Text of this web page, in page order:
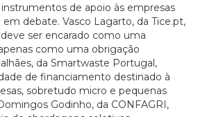
de apoio às empresas
debate. Vasco Lagarto, da Tice.pt,
ser encarado como uma
como uma obrigação
da Smartwaste Portugal,
de financiamento destinado à
sobretudo micro e pequenas
Godinho, da CONFAGRI,